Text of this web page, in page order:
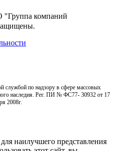
компаний
службой по надзору в сфере массовых
наследия. Рег. ПИ № ФС77- 30932 от 17
2008г.
наилучшего представления